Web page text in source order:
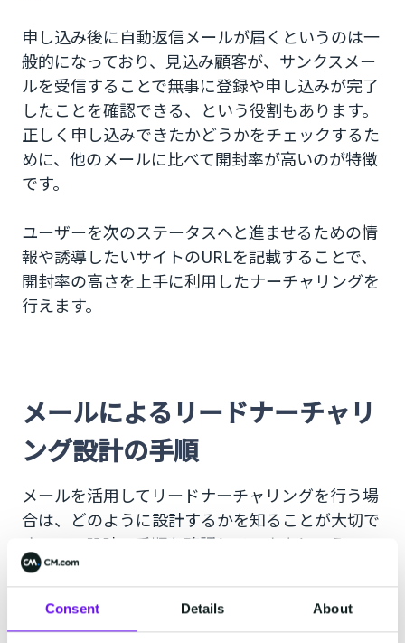
Consent Details About
申し込み後に自動返信メールが届くというのは一
般的になっており、見込み顧客が、サンクスメー
ルを受信することで無事に登録や申し込みが完了
したことを確認できる、という役割もあります。
正しく申し込みできたかどうかをチェックするた
めに、他のメールに比べて開封率が高いのが特徴
です。
ユーザーを次のステータスへと進ませるための情
報や誘導したいサイトのURLを記載することで、
開封率の高さを上手に利用したナーチャリングを
行えます。
メールによるリードナーチャリ
ング設計の手順
メールを活用してリードナーチャリングを行う場
合は、どのように設計するかを知ることが大切で
すので、設計の手順を確認していきましょう。
1.目標設定